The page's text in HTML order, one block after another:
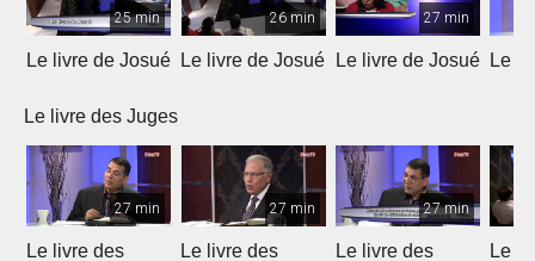
25 min
Le livre de Josué
26 min
Le livre de Josué
27 min
Le livre de Josué Le
Le livre des Juges
27 min
Le livre des
27 min
Le livre des
27 min
Le livre des Le